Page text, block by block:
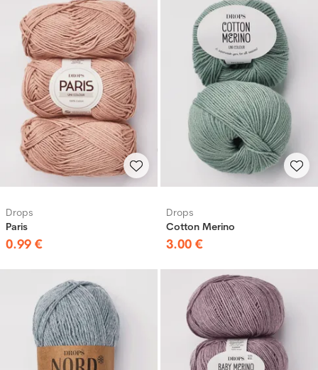
Drops
Paris
0.99 €
Drops
Cotton Merino
3.00 €